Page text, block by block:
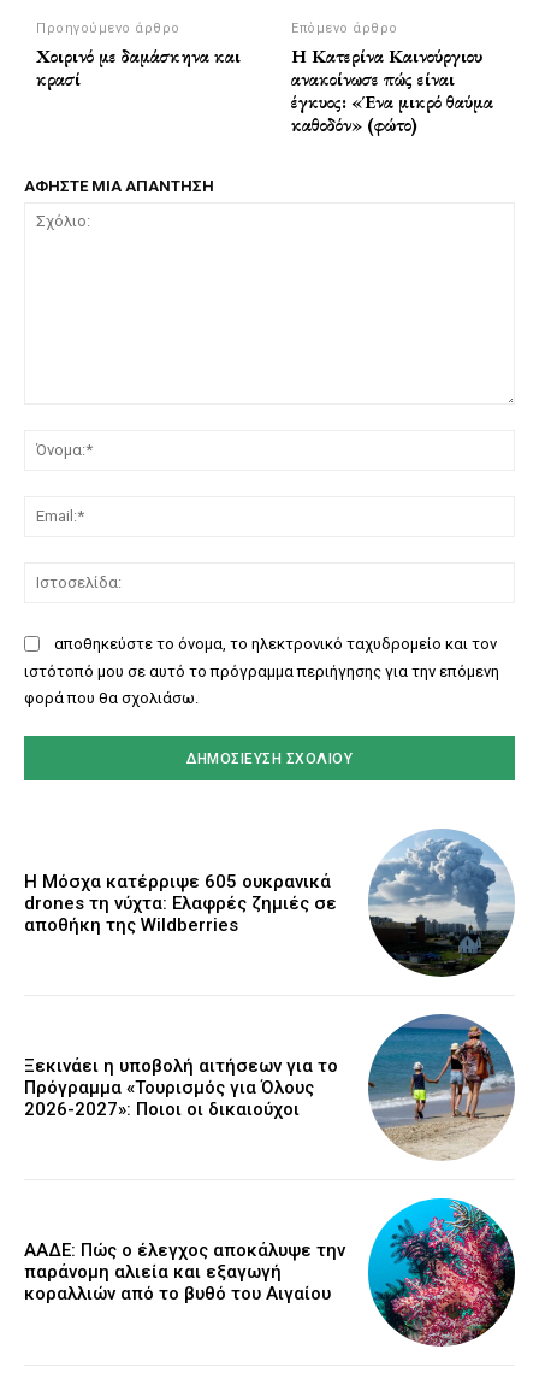
Προηγούμενο άρθρο
Χοιρινό με δαμάσκηνα και
κρασί
Επόμενο άρθρο
Η Κατερίνα Καινούργιου
ανακοίνωσε πώς είναι
έγκυος: «Ένα μικρό θαύμα
καθοδόν» (φώτο)
ΑΦΗΣΤΕ ΜΙΑ ΑΠΑΝΤΗΣΗ
αποθηκεύστε το όνομα, το ηλεκτρονικό ταχυδρομείο και τον
ιστότοπό μου σε αυτό το πρόγραμμα περιήγησης για την επόμενη
φορά που θα σχολιάσω.
Η Μόσχα κατέρριψε 605 ουκρανικά
drones τη νύχτα: Ελαφρές ζημιές σε
αποθήκη της Wildberries
Ξεκινάει η υποβολή αιτήσεων για το
Πρόγραμμα «Τουρισμός για Όλους
2026-2027»: Ποιοι οι δικαιούχοι
ΑΑΔΕ: Πώς ο έλεγχος αποκάλυψε την
παράνομη αλιεία και εξαγωγή
κοραλλιών από το βυθό του Αιγαίου